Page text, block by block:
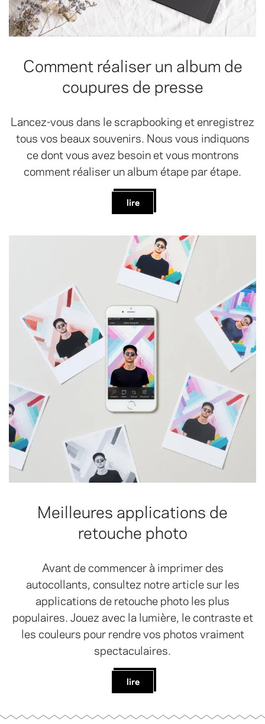
Comment réaliser un album de
coupures de presse
Lancez-vous dans le scrapbooking et enregistrez
tous vos beaux souvenirs. Nous vous indiquons
ce dont vous avez besoin et vous montrons
comment réaliser un album étape par étape.
lire
Meilleures applications de
retouche photo
Avant de commencer à imprimer des
autocollants, consultez notre article sur les
applications de retouche photo les plus
populaires. Jouez avec la lumière, le contraste et
les couleurs pour rendre vos photos vraiment
spectaculaires.
lire